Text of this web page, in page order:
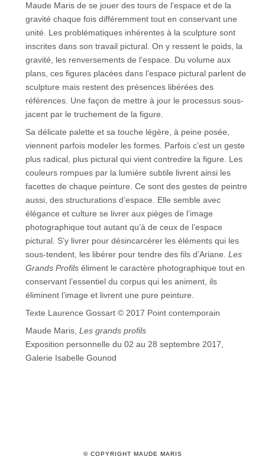
Maude Maris de se jouer des tours de l’espace et de la
gravité chaque fois différemment tout en conservant une
unité. Les problématiques inhérentes à la sculpture sont
inscrites dans son travail pictural. On y ressent le poids, la
gravité, les renversements de l’espace. Du volume aux
plans, ces figures placées dans l’espace pictural parlent de
sculpture mais restent des présences libérées des
références. Une façon de mettre à jour le processus sous-
jacent par le truchement de la figure.
Sa délicate palette et sa touche légère, à peine posée,
viennent parfois modeler les formes. Parfois c’est un geste
plus radical, plus pictural qui vient contredire la figure. Les
couleurs rompues par la lumière subtile livrent ainsi les
facettes de chaque peinture. Ce sont des gestes de peintre
aussi, des structurations d’espace. Elle semble avec
élégance et culture se livrer aux pièges de l’image
photographique tout autant qu’à de ceux de l’espace
pictural. S’y livrer pour désincarcérer les éléments qui les
sous-tendent, les libérer pour tendre des fils d’Ariane. Les
Grands Profilséliment le caractère photographique tout en
conservant l’essentiel du corpus qui les animent, ils
éliminent l’image et livrent une pure peinture.
Texte Laurence Gossart © 2017 Point contemporain
Maude Maris, Les grands profils
Exposition personnelle du 02 au 28 septembre 2017,
Galerie Isabelle Gounod
© COPYRIGHT MAUDE MARIS